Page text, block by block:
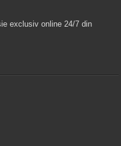
exclusiv online 24/7 din